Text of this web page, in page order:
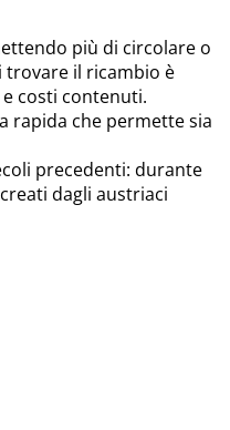
più di circolare o
trovare il ricambio è
costi contenuti.
rapida che permette sia
precedenti: durante
dagli austriaci